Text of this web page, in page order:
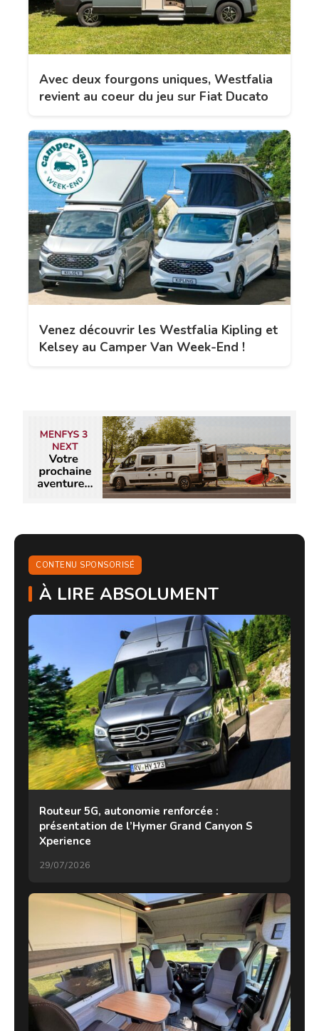
Avec deux fourgons uniques, Westfalia
revient au coeur du jeu sur Fiat Ducato
Venez découvrir les Westfalia Kipling et
Kelsey au Camper Van Week-End !
CONTENU SPONSORISÉ
À LIRE ABSOLUMENT
Routeur 5G, autonomie renforcée :
présentation de l’Hymer Grand Canyon S
Xperience
29/07/2026